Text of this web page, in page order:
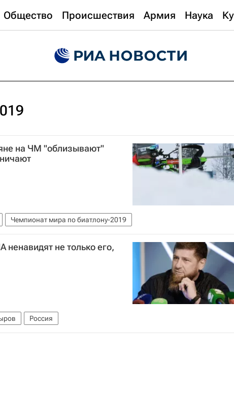
Общество Происшествия Армия Наука
на ЧМ "облизывают"
Чемпионат мира по биатлону-2019
не только его,
Россия